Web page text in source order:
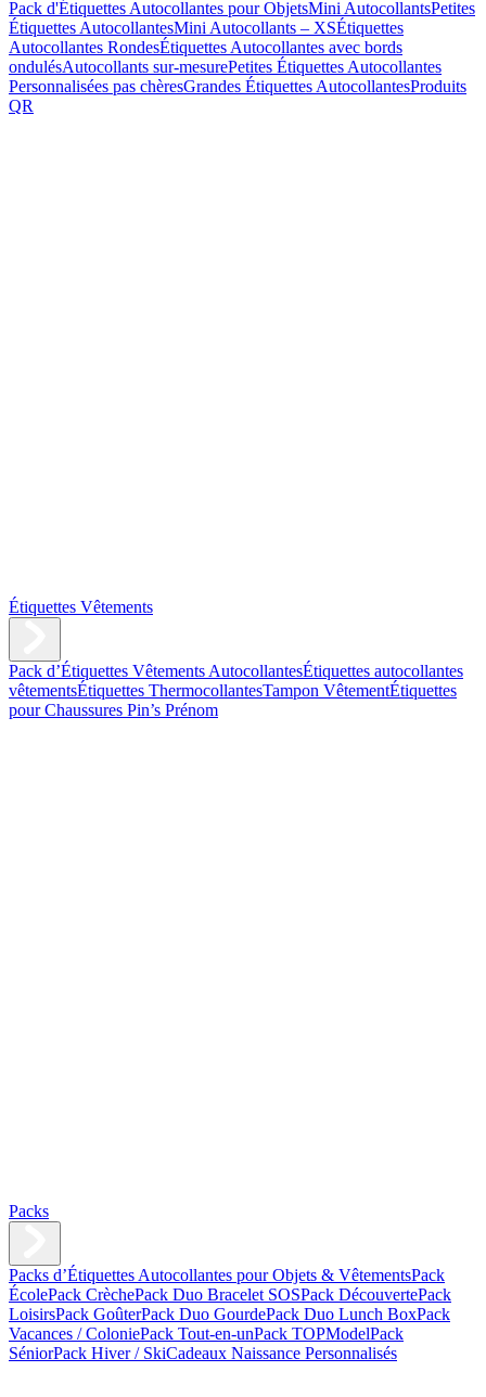
Pack d'Étiquettes Autocollantes pour ObjetsMini AutocollantsPetites
Étiquettes AutocollantesMini Autocollants – XSÉtiquettes
Autocollantes RondesÉtiquettes Autocollantes avec bords
ondulésAutocollants sur-mesurePetites Étiquettes Autocollantes
Personnalisées pas chèresGrandes Étiquettes AutocollantesProduits
QR
Étiquettes Vêtements
Pack d’Étiquettes Vêtements AutocollantesÉtiquettes autocollantes
vêtementsÉtiquettes ThermocollantesTampon VêtementÉtiquettes
pour Chaussures Pin’s Prénom
Packs
Packs d’Étiquettes Autocollantes pour Objets & VêtementsPack
ÉcolePack CrèchePack Duo Bracelet SOSPack DécouvertePack
LoisirsPack GoûterPack Duo GourdePack Duo Lunch BoxPack
Vacances / ColoniePack Tout-en-unPack TOPModelPack
SéniorPack Hiver / SkiCadeaux Naissance Personnalisés